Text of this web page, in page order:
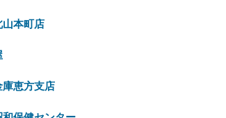
山本町店
恵方支店